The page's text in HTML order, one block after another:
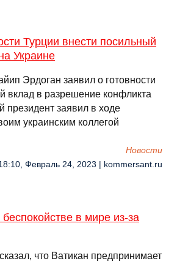
Турции внести посильный
Украине
Эрдоган заявил о готовности
вклад в разрешение конфликта
президент заявил в ходе
украинским коллегой
Новости
Февраль 24, 2023 | kommersant.ru
в мире из-за
что Ватикан предпринимает